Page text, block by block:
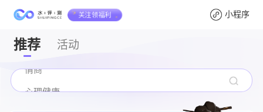
关注领福利 小程序
推荐 活动
智商
幼儿
情商